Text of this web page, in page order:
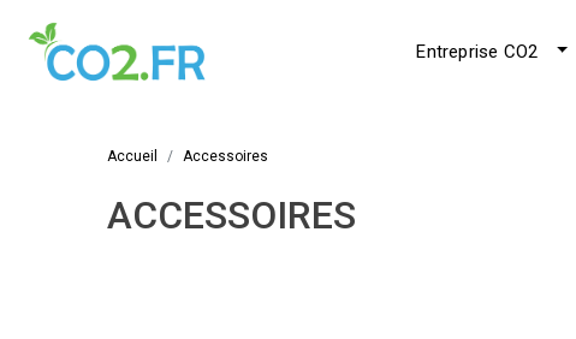
Entreprise CO2
Accueil Accessoires
ACCESSOIRES